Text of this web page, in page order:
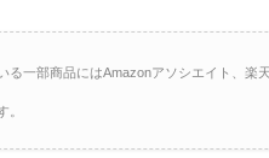
一部商品にはAmazonアソシエイト、楽
。